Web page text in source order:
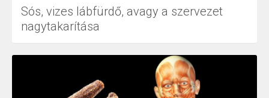
Sós, vizes lábfürdő, avagy a szervezet
nagytakarítása